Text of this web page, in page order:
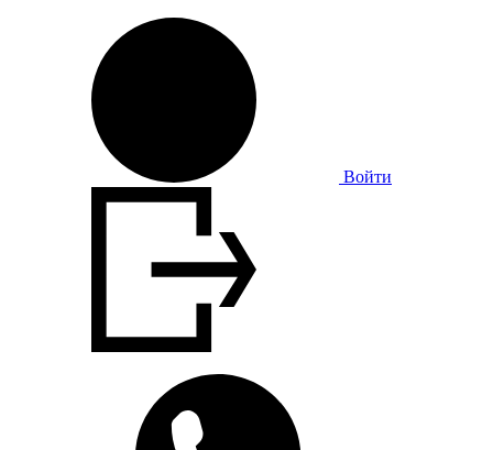
Войти